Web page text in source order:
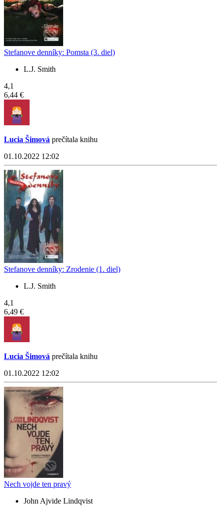
Stefanove denníky: Pomsta (3. diel)
L.J. Smith
4,1
6,44 €
Lucia Šimová prečítala knihu
01.10.2022 12:02
Stefanove denníky: Zrodenie (1. diel)
L.J. Smith
4,1
6,49 €
Lucia Šimová prečítala knihu
01.10.2022 12:02
Nech vojde ten pravý
John Ajvide Lindqvist